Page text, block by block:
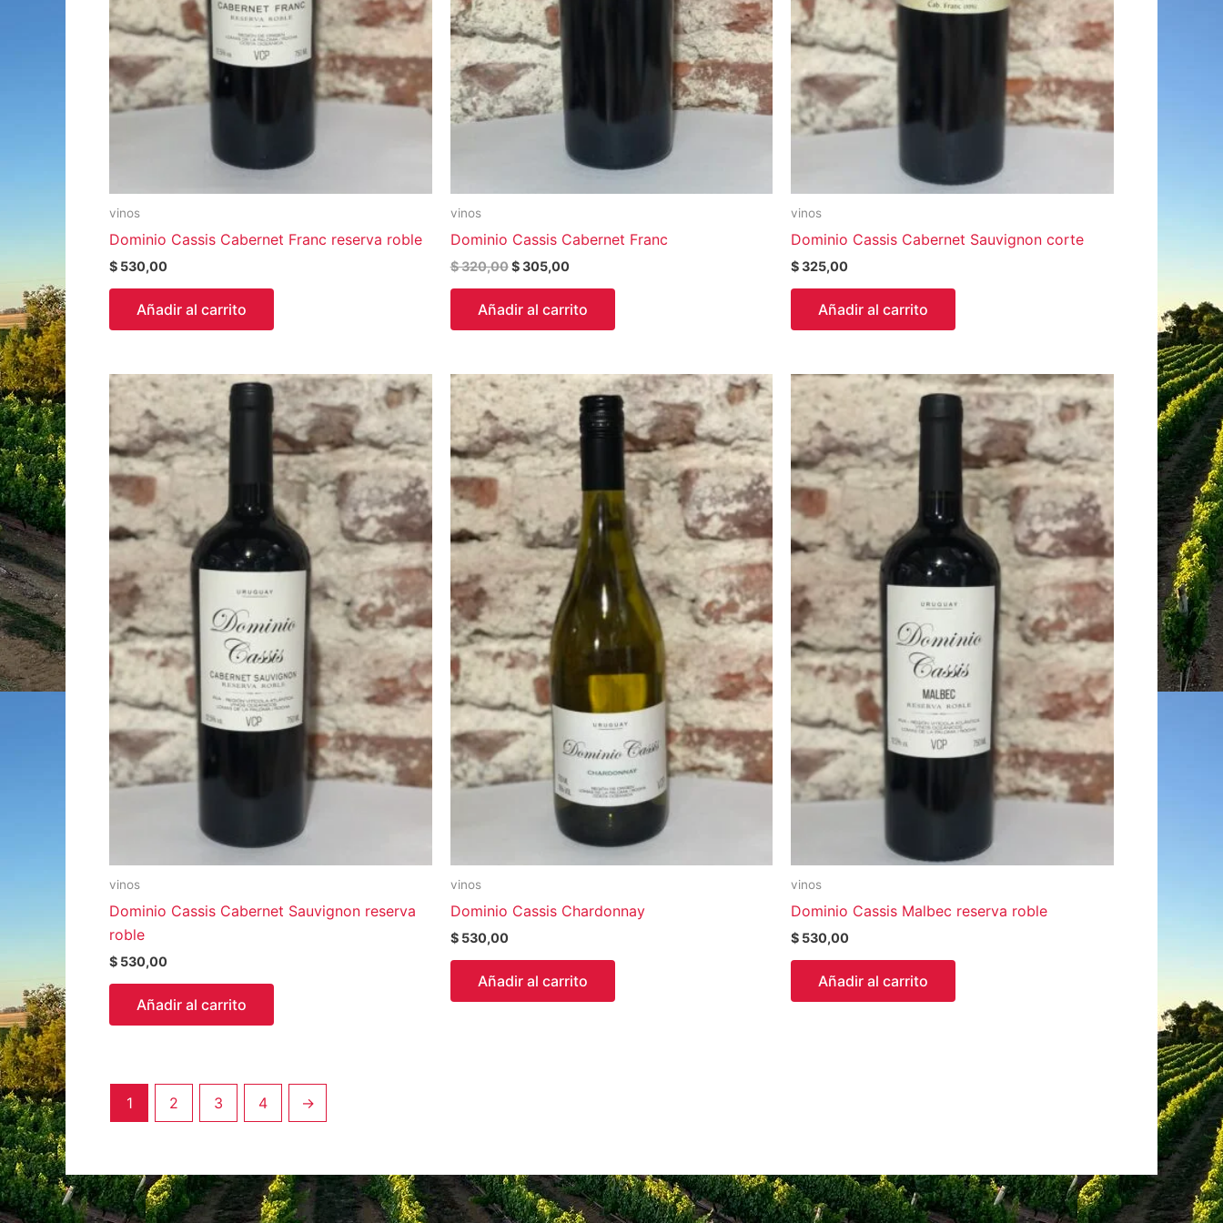
vinos
Dominio Cassis Cabernet Franc reserva roble
$ 530,00
Añadir al carrito
vinos
Dominio Cassis Cabernet Franc
$320,00$305,00
Añadir al carrito
vinos
Dominio Cassis Cabernet Sauvignon corte
$325,00
Añadir al carrito
vinos
Dominio Cassis Cabernet Sauvignon reserva
roble
$ 530,00
Añadir al carrito
vinos
Dominio Cassis Chardonnay
$530,00
Añadir al carrito
vinos
Dominio Cassis Malbec reserva roble
$ 530,00
Añadir al carrito
1 2 3 4 →